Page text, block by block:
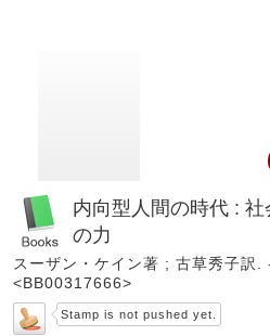
内向型人間の時代 :
の力
スーザン・ケイン著 ; 古草秀子訳
<BB00317666>
Stamp is not pushed yet.